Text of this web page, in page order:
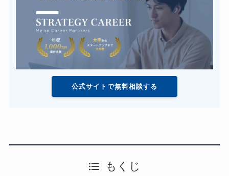
公式サイトで無料相談する
もくじ